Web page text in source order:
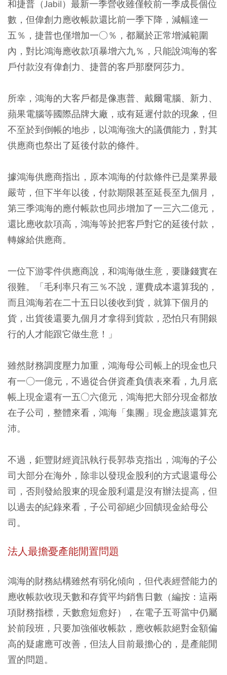
和捷普（Jabil）最新一季營收雖僅較前一季成長個位
數，但偉創力應收帳款還比前一季下降，減幅達一
五％，捷普也僅增加一○％，都屬於正常增減範圍
內，對比鴻海應收款項暴增六九％，只能說鴻海的客
戶付款沒有偉創力、捷普的客戶那麼阿莎力。
所幸，鴻海的大客戶都是像惠普、戴爾電腦、新力、
蘋果電腦等國際品牌大廠，或有延遲付款的現象，但
不至於到倒帳的地步，以鴻海強大的議價能力，對其
供應商也祭出了延後付款的條件。
據鴻海供應商指出，原本鴻海的付款條件已是業界最
嚴苛，但下半年以後，付款期限甚至延長至九個月，
第三季鴻海的應付帳款也同步增加了一三六二億元，
還比應收款項高，鴻海等於把客戶對它的延後付款，
轉嫁給供應商。
一位下游零件供應商說，和鴻海做生意，要賺錢實在
很難。「毛利率只有三％不說，運費成本還算我的，
而且鴻海若在二十五日以後收到貨，就算下個月的
貨，出貨後還要九個月才拿得到貨款，恐怕只有開銀
行的人才能跟它做生意！」
雖然財務調度壓力加重，鴻海母公司帳上的現金也只
有一○一億元，不過從合併資產負債表來看，九月底
帳上現金還有一五○六億元，鴻海把大部分現金都放
在子公司，整體來看，鴻海「集團」現金應該還算充
沛。
不過，鉅豐財經資訊執行長郭恭克指出，鴻海的子公
司大部分在海外，除非以發現金股利的方式退還母公
司，否則發給股東的現金股利還是沒有辦法提高，但
以過去的紀錄來看，子公司卻絕少回饋現金給母公
司。
法人最擔憂產能閒置問題
鴻海的財務結構雖然有弱化傾向，但代表經營能力的
應收帳款收現天數和存貨平均銷售日數（編按：這兩
項財務指標，天數愈短愈好），在電子五哥當中仍屬
於前段班，只要加強催收帳款，應收帳款絕對金額偏
高的疑慮應可改善，但法人目前最擔心的，是產能閒
置的問題。